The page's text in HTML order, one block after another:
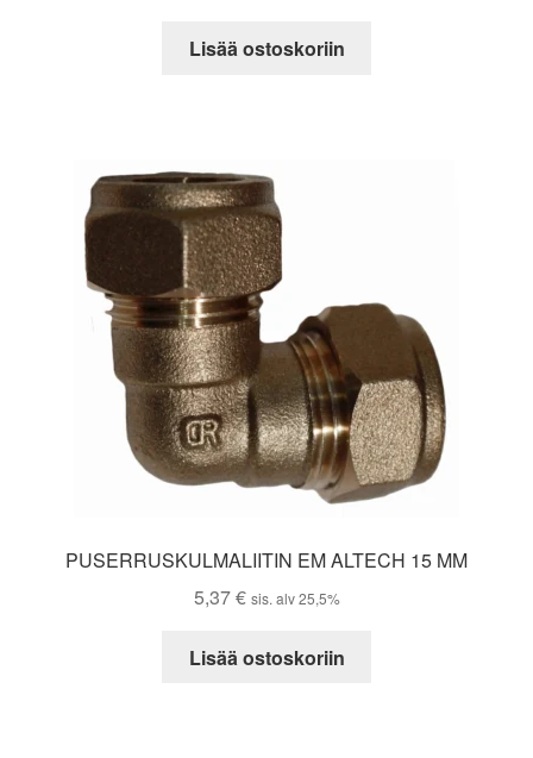
Lisää ostoskoriin
PUSERRUSKULMALIITIN EM ALTECH 15 MM
5,37€ sis. alv 25,5%
Lisää ostoskoriin